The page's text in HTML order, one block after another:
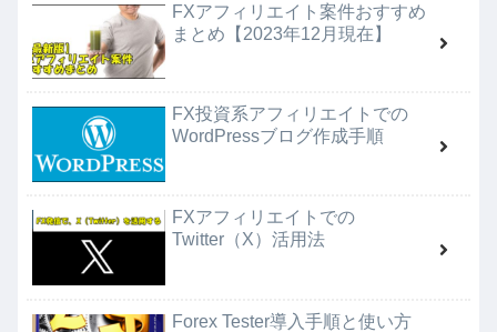
FXアフィリエイト案件おすすめ
まとめ【2023年12月現在】
FX投資系アフィリエイトでの
WordPressブログ作成手順
FXアフィリエイトでの
Twitter（X）活用法
Forex Tester導入手順と使い方